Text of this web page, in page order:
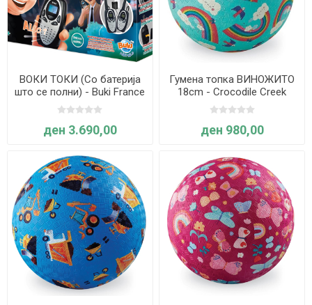
ВОКИ ТОКИ (Со батерија
што се полни) - Buki France
ден 3.690,00
Гумена топка ВИНОЖИТО
18cm - Crocodile Creek
ден 980,00